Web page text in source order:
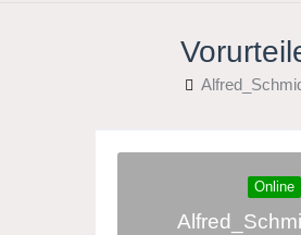
Online